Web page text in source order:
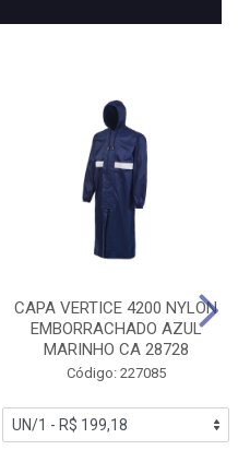
CAPA VERTICE 4200 NYLON
EMBORRACHADO AZUL
MARINHO CA 28728
Código: 227085